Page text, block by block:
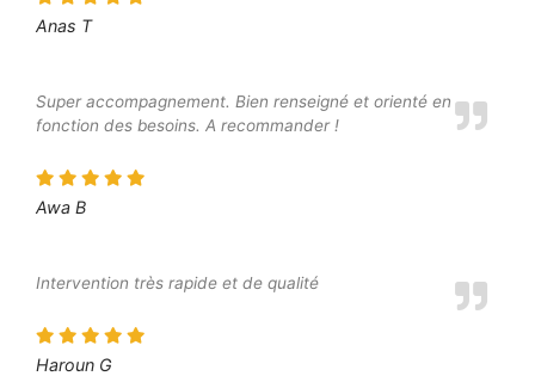
Anas T
Super accompagnement. Bien renseigné et orienté en
fonction des besoins. A recommander !
Awa B
Intervention très rapide et de qualité
Haroun G